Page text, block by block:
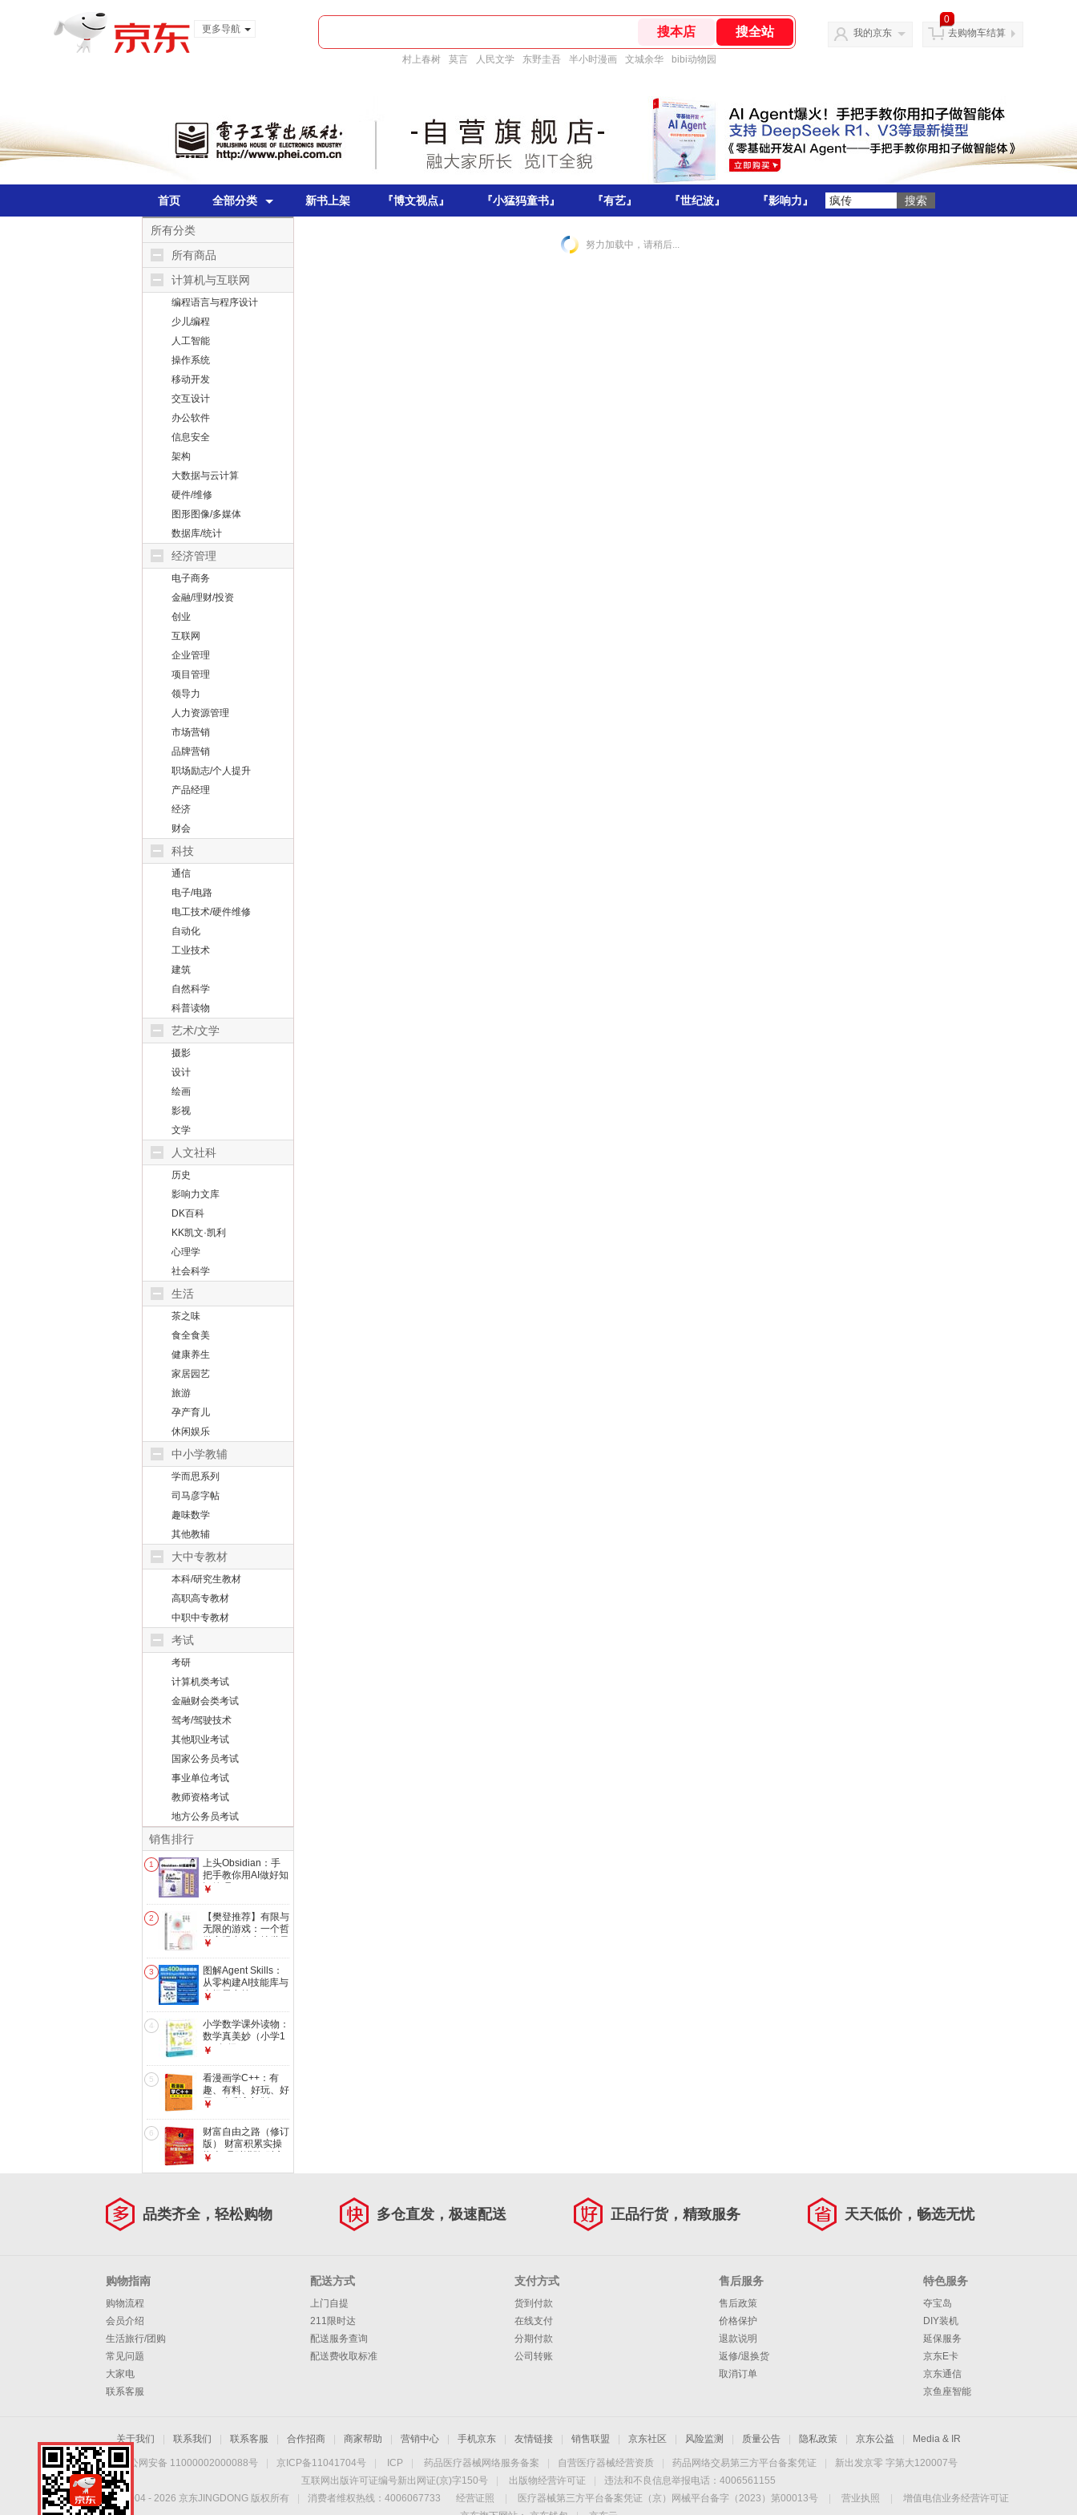
更多导航
村上春树 莫言 人民文学 东野圭吾 半小时漫画 文城余华 bibi动物园
我的京东
0
去购物车结算
首页 全部分类 新书上架 『博文视点』 『小猛犸童书』 『有艺』 『世纪波』 『影响力』
所有分类
所有商品
计算机与互联网
编程语言与程序设计
少儿编程
人工智能
操作系统
移动开发
交互设计
办公软件
信息安全
架构
大数据与云计算
硬件/维修
图形图像/多媒体
数据库/统计
经济管理
电子商务
金融/理财/投资
创业
互联网
企业管理
项目管理
领导力
人力资源管理
市场营销
品牌营销
职场励志/个人提升
产品经理
经济
财会
科技
通信
电子/电路
电工技术/硬件维修
自动化
工业技术
建筑
自然科学
科普读物
艺术/文学
摄影
设计
绘画
影视
文学
人文社科
历史
影响力文库
DK百科
KK凯文·凯利
心理学
社会科学
生活
茶之味
食全食美
健康养生
家居园艺
旅游
孕产育儿
休闲娱乐
中小学教辅
学而思系列
司马彦字帖
趣味数学
其他教辅
大中专教材
本科/研究生教材
高职高专教材
中职中专教材
考试
考研
计算机类考试
金融财会类考试
驾考/驾驶技术
其他职业考试
国家公务员考试
事业单位考试
教师资格考试
地方公务员考试
销售排行
1
上头Obsidian：手
把手教你用AI做好知
识管理
￥
2
【樊登推荐】有限与
无限的游戏：一个哲
学家眼中的竞技世界
￥
3
图解Agent Skills：
从零构建AI技能库与
多场景实战
￥
4
小学数学课外读物：
数学真美妙（小学1
～2年级）
￥
5
看漫画学C++：有
趣、有料、好玩、好
用（全彩入门版）
￥
6
财富自由之路（修订
版） 财富积累实操
指南 理财进阶 财富
￥
努力加载中，请稍后...
品类齐全，轻松购物 多仓直发，极速配送 正品行货，精致服务 天天低价，畅选无忧
购物指南
购物流程
会员介绍
生活旅行/团购
常见问题
大家电
联系客服
配送方式
上门自提
211限时达
配送服务查询
配送费收取标准
支付方式
货到付款
在线支付
分期付款
公司转账
售后服务
售后政策
价格保护
退款说明
返修/退换货
取消订单
特色服务
夺宝岛
DIY装机
延保服务
京东E卡
京东通信
京鱼座智能
关于我们 联系我们 联系客服 合作招商 商家帮助 营销中心 手机京东 友情链接 销售联盟 京东社区 风险监测 质量公告 隐私政策 京东公益 Media & IR
京公网安备 11000002000088号 京ICP备11041704号 ICP 药品医疗器械网络服务备案 自营医疗器械经营资质 药品网络交易第三方平台备案凭证
新出发京零 字第大120007号
互联网出版许可证编号新出网证(京)字150号
出版物经营许可证
违法和不良信息举报电话：4006561155
Copyright © 2004 - 2026 京东JINGDONG 版权所有 消费者维权热线：4006067733 经营证照 医疗器械第三方平台备案凭证（京）网械平台备字（2023）第00013号 营业执照
增值电信业务经营许可证